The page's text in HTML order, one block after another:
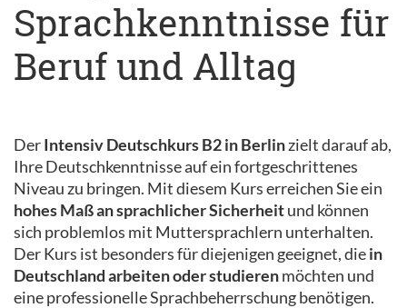
Sprachkenntnisse für
Beruf und Alltag
DerIntensiv Deutschkurs B2 in Berlinzielt darauf ab,
Ihre Deutschkenntnisse auf ein fortgeschrittenes
Niveau zu bringen. Mit diesem Kurs erreichen Sie ein
hohes Maß an sprachlicher Sicherheitund können
sich problemlos mit Muttersprachlern unterhalten.
Der Kurs ist besonders für diejenigen geeignet, diein
Deutschland arbeiten oder studierenmöchten und
eine professionelle Sprachbeherrschung benötigen.